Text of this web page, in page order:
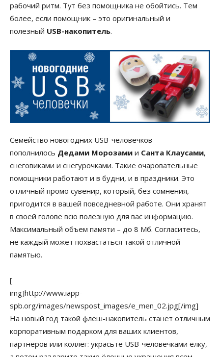
рабочий ритм. Тут без помощника не обойтись. Тем
более, если помощник – это оригинальный и
полезный USB-накопитель.
Семейство новогодних USB-человечков
пополнилось Дедами Морозами и Санта Клаусами,
снеговиками и снегурочками. Такие очаровательные
помощники работают и в будни, и в праздники. Это
отличный промо сувенир, который, без сомнения,
пригодится в вашей повседневной работе. Они хранят
в своей голове всю полезную для вас информацию.
Максимальный объем памяти – до 8 Мб. Согласитесь,
не каждый может похвастаться такой отличной
памятью.
[
img]http://www.iapp-
spb.org/images/newspost_images/e_men_02.jpg[/img]
На новый год такой флеш-накопитель станет отличным
корпоративным подарком для ваших клиентов,
партнеров или коллег: украсьте USB-человечками ёлку,